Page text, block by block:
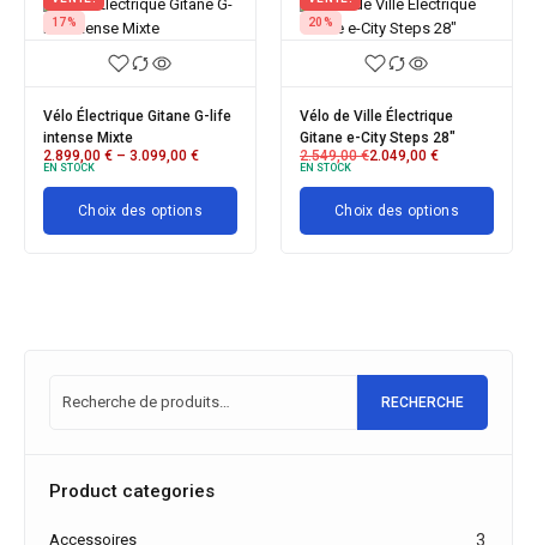
Vélo de Ville Électrique
Gitane e-City Steps 28"
2.549,00€2.049,00€
EN STOCK
Choix des options
Vélo électrique Gitane e-
CITY STEPS N5 28
1.999,00€–2.199,00€
EN STOCK
Choix des options
RECHERCHE
Product categories
Accessoires 3